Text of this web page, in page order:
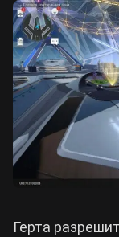
Герта